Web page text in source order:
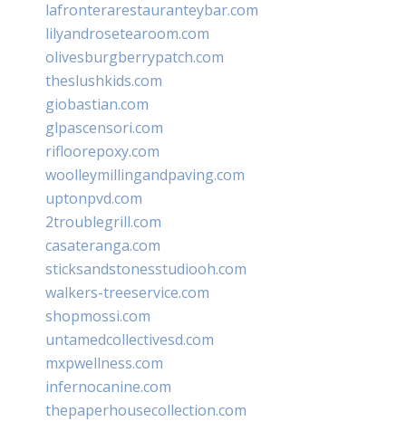
lafronterarestauranteybar.com
lilyandrosetearoom.com
olivesburgberrypatch.com
theslushkids.com
giobastian.com
glpascensori.com
rifloorepoxy.com
woolleymillingandpaving.com
uptonpvd.com
2troublegrill.com
casateranga.com
sticksandstonesstudiooh.com
walkers-treeservice.com
shopmossi.com
untamedcollectivesd.com
mxpwellness.com
infernocanine.com
thepaperhousecollection.com